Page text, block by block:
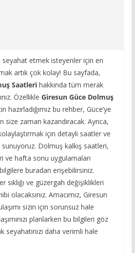
seyahat etmek isteyenler için en
artık çok kolay! Bu sayfada,
Saatlerihakkında tüm merak
Özellikle Giresun Güce Dolmuş
hazırladığımız bu rehber, Güce’ye
size zaman kazandıracak. Ayrıca,
kolaylaştırmak için detaylı saatler ve
Dolmuş kalkış saatleri,
ve hafta sonu uygulamaları
buradan erişebilirsiniz.
sıklığı ve güzergah değişiklikleri
olacaksınız. Amacımız, Giresun
sizin için sorunsuz hale
planlarken bu bilgileri göz
seyahatinizi daha verimli hale